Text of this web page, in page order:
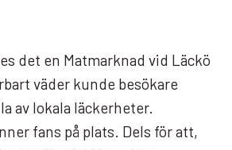
det en Matmarknad vid Läckö
väder kunde besökare
av lokala läckerheter.
fans på plats. Dels för att,